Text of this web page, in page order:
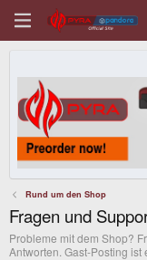
Rund um den Shop
Fragen und
Probleme mit dem Shop?
Antworten. Gast-Posting ist